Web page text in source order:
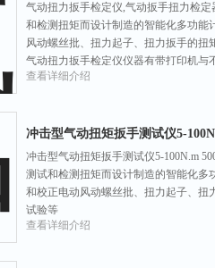
气动扭力扳手检定仪,气动扳手扭力检
和检测扭矩而设计制造的智能化多功能
风动螺丝批、扭力起子、扭力扳手的
气动扭力扳手检定仪仪器有带打印机与
查看详细介绍
冲击型气动扭矩扳手测试仪5-
冲击型气动扭矩扳手测试仪5-100N.m
测试和检测扭矩而设计制造的智能化多
和校正电动风动螺丝批、扭力起子、扭
试验等
查看详细介绍